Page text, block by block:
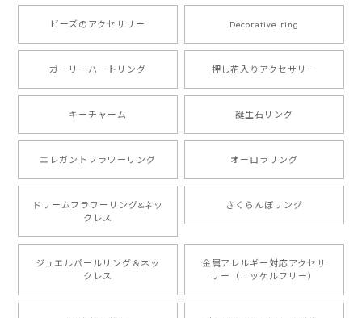
ビーズのアクセサリー Decorative ring
ガーリーハートリング 押し花入りアクセサリー
キーチャーム 誕生石リング
エレガントフラワーリング オーロラリング
ドリームフラワーリング&ネッ
クレス
さくらんぼリング
ジュエルパールリング＆ネッ
クレス
金属アレルギー対応アクセサ
リー（ニッケルフリー）